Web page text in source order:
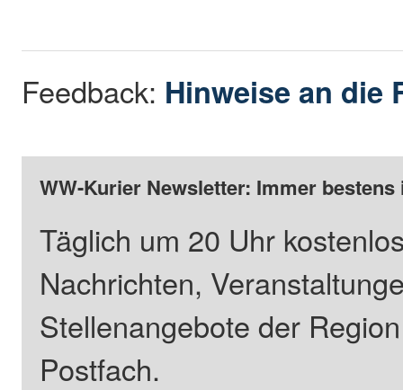
Feedback: Hinweise an die
WW-Kurier Newsletter: Immer
Täglich um 20 Uhr
Nachrichten,
Stellenangebote der
Postfach.